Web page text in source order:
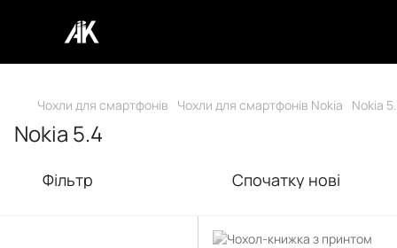
Чохли для смартфонів Чохли для смартфонів Nokia Nokia
Nokia 5.4
Фільтр Спочатку нові